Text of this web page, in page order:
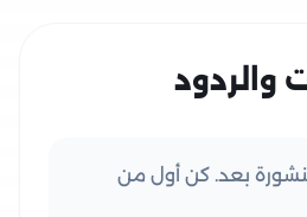
والردود
بعد. كن أول من